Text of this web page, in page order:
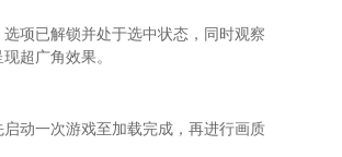
项已解锁并处于选中状态，同时观察
超广角效果。
动一次游戏至加载完成，再进行画质